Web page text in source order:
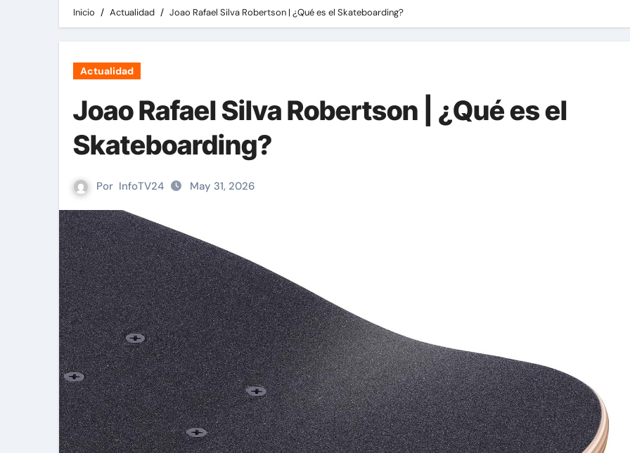
Inicio Actualidad Joao Rafael Silva Robertson | ¿Qué es el Skateboarding?
Actualidad
Joao Rafael Silva Robertson | ¿Qué es el
Skateboarding?
Por InfoTV24 May 31, 2026